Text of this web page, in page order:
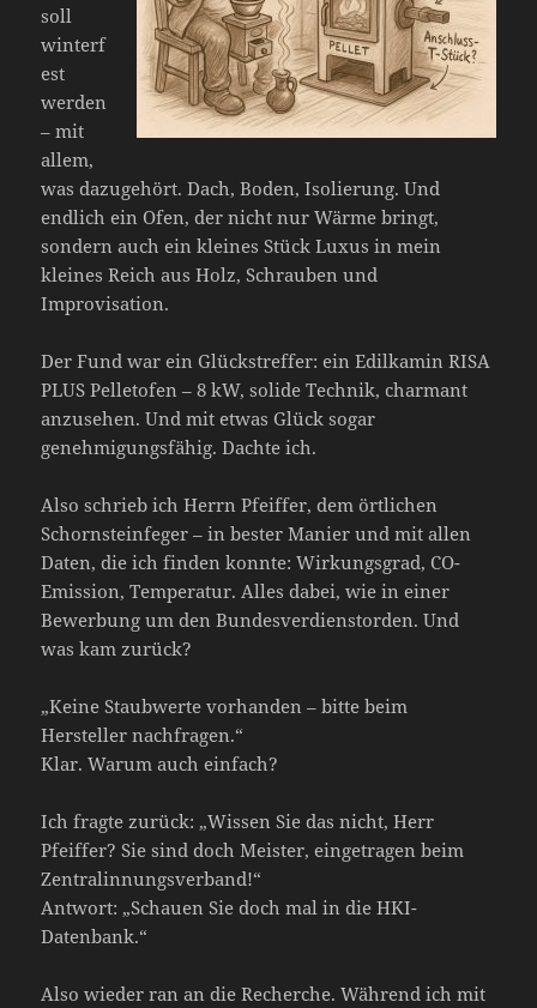
soll
winterf
est
werden
– mit
allem,
was dazugehört. Dach, Boden, Isolierung. Und
endlich ein Ofen, der nicht nur Wärme bringt,
sondern auch ein kleines Stück Luxus in mein
kleines Reich aus Holz, Schrauben und
Improvisation.
Der Fund war ein Glückstreffer: ein Edilkamin RISA
PLUS Pelletofen – 8 kW, solide Technik, charmant
anzusehen. Und mit etwas Glück sogar
genehmigungsfähig. Dachte ich.
Also schrieb ich Herrn Pfeiffer, dem örtlichen
Schornsteinfeger – in bester Manier und mit allen
Daten, die ich finden konnte: Wirkungsgrad, CO-
Emission, Temperatur. Alles dabei, wie in einer
Bewerbung um den Bundesverdienstorden. Und
was kam zurück?
„Keine Staubwerte vorhanden – bitte beim
Hersteller nachfragen.“
Klar. Warum auch einfach?
Ich fragte zurück: „Wissen Sie das nicht, Herr
Pfeiffer? Sie sind doch Meister, eingetragen beim
Zentralinnungsverband!“
Antwort: „Schauen Sie doch mal in die HKI-
Datenbank.“
Also wieder ran an die Recherche. Während ich mit